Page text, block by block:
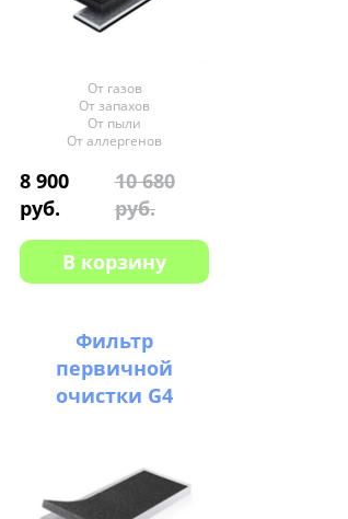
От газов
От запахов
От пыли
От аллергенов
8 900
руб.
10 680
руб.
В корзину
Фильтр
первичной
очистки G4